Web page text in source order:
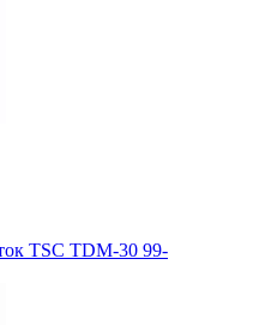
TSC TDM-30 99-